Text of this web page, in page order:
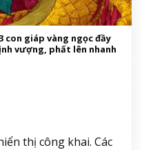
con giáp vàng ngọc đầy
vượng, phất lên nhanh
thị công khai. Các